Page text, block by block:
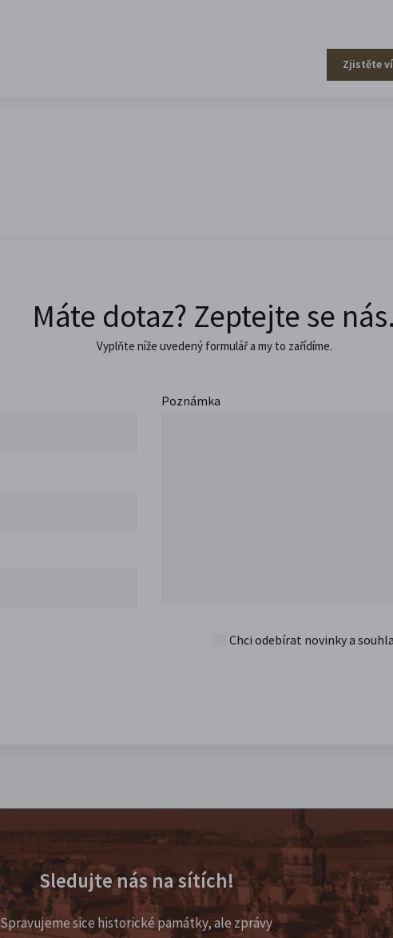
Zjistěte
Máte dotaz? Zeptejte se
Vyplňte níže uvedený formulář a my to zařídíme.
Poznámka
Chci odebírat novinky a
Sledujte nás na sítích!
Spravujeme sice historické památky, ale zprávy